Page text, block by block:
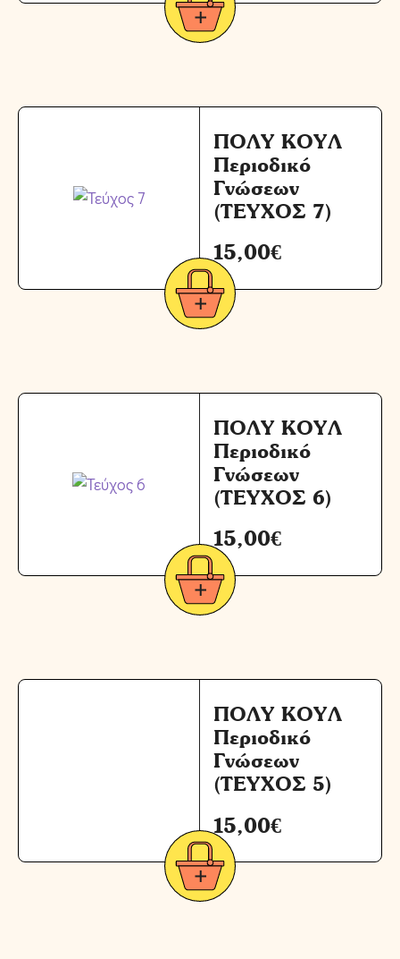
ΠΟΛΥ ΚΟΥΛ
Περιοδικό
Γνώσεων
(ΤΕΥΧΟΣ 7)
15,00€
ΠΟΛΥ ΚΟΥΛ
Περιοδικό
Γνώσεων
(ΤΕΥΧΟΣ 6)
15,00€
ΠΟΛΥ ΚΟΥΛ
Περιοδικό
Γνώσεων
(ΤΕΥΧΟΣ 5)
15,00€